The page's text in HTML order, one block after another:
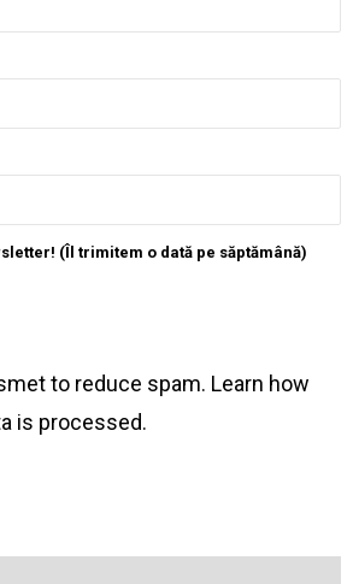
(Îl trimitem o dată pe săptămână)
to reduce spam. Learn how
is processed.